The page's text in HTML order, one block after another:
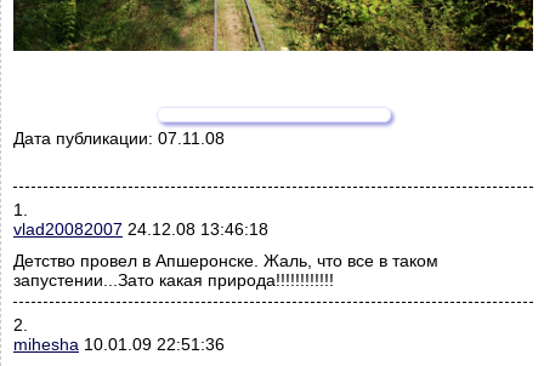
Дата публикации: 07.11.08
1.
vlad20082007 24.12.08 13:46:18
Детство провел в Апшеронске. Жаль, что все в таком
запустении...Зато какая природа!!!!!!!!!!!!
2.
mihesha 10.01.09 22:51:36